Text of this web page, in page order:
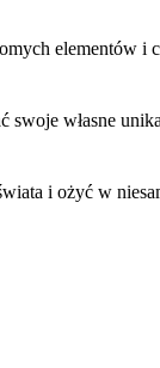
elementów i
własne
i ożyć w